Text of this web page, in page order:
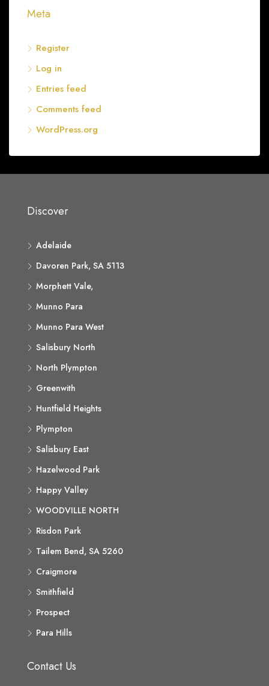
Meta
Register
Log in
Entries feed
Comments feed
WordPress.org
Discover
Adelaide
Davoren Park, SA 5113
Morphett Vale,
Munno Para
Munno Para West
Salisbury North
North Plympton
Greenwith
Huntfield Heights
Plympton
Salisbury East
Hazelwood Park
Happy Valley
WOODVILLE NORTH
Risdon Park
Tailem Bend, SA 5260
Craigmore
Smithfield
Prospect
Para Hills
Contact Us